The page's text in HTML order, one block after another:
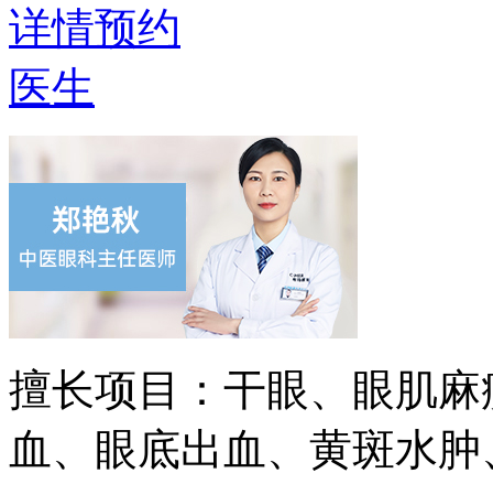
详情预约
医生
擅长项目： 干眼、眼肌
血、眼底出血、黄斑水